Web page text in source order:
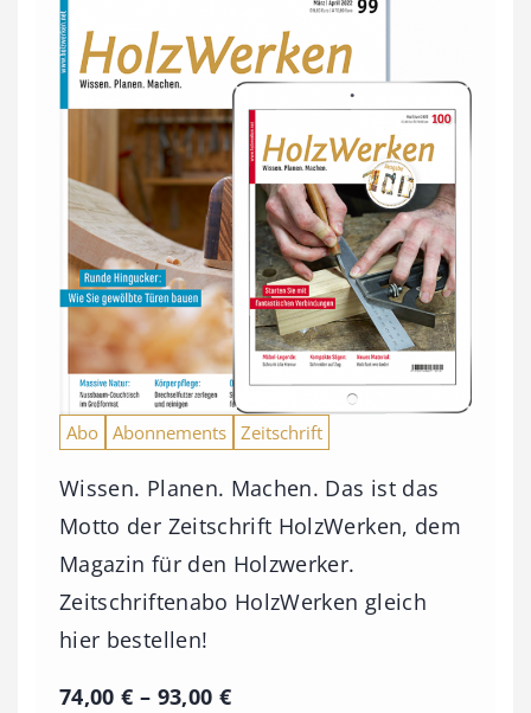
Abo Abonnements Zeitschrift
Wissen. Planen. Machen. Das ist das
Motto der Zeitschrift HolzWerken, dem
Magazin für den Holzwerker.
Zeitschriftenabo HolzWerken gleich
hier bestellen!
74,00€ – 93,00 €P